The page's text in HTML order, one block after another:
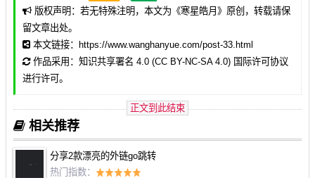
版权声明：若无特殊注明，本文为《寒星皓月 》原创，转载请保
留文章出处。
本文链接：
https://www.wanghanyue.com/post-33.html
作品采用： 知识共享署名 4.0 (CC BY-NC-SA 4.0) 国际许可协议
进行许可。
正文到此结束
相关推荐
分享2款漂亮的外链go跳转
热门指数：